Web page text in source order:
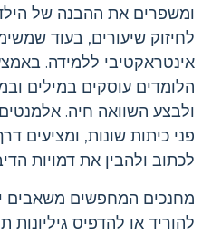
ומשפרים את ההבנה של
לחיזוק שיעורים, בעוד
אינטראקטיבי ללמידה.
הלומדים עוסקים במילים
ולבצע השוואה חיה.
פני כיתות שונות, ומציעים
לכתוב ולהבין את דמויות
מחנכים המחפשים משאבים
להוריד או להדפיס גיליונות